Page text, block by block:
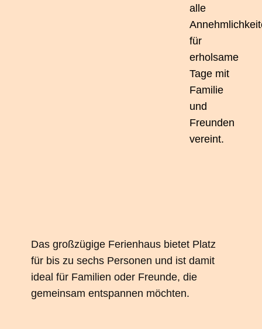
alle
für
erholsame
Tage mit
Familie
und
Freunden
vereint.
Das großzügige Ferienhaus bietet Platz
für bis zu sechs Personen und ist damit
ideal für Familien oder Freunde, die
gemeinsam entspannen möchten.